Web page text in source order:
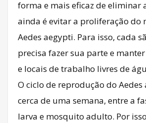
forma e mais eficaz de eliminar
ainda é evitar a proliferação do
Aedes aegypti. Para isso, cada
precisa fazer sua parte e
e locais de trabalho livres de
O ciclo de reprodução do Aedes
cerca de uma semana, entre a
larva e mosquito adulto. Por